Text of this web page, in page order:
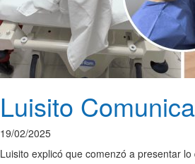
Luisito
19/02/2025
Luisito explicó que comenzó a presentar